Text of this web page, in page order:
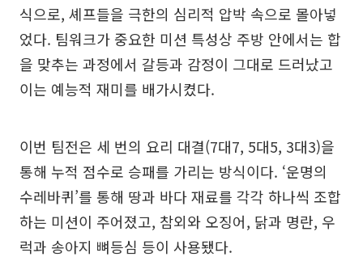
식으로, 셰프들을 극한의 심리적 압박 속으로 몰아넣
었다. 팀워크가 중요한 미션 특성상 주방 안에서는 합
을 맞추는 과정에서 갈등과 감정이 그대로 드러났고
이는 예능적 재미를 배가시켰다.
이번 팀전은 세 번의 요리 대결(7대7, 5대5, 3대3)을
통해 누적 점수로 승패를 가리는 방식이다. ‘운명의
수레바퀴’를 통해 땅과 바다 재료를 각각 하나씩 조합
하는 미션이 주어졌고, 참외와 오징어, 닭과 명란, 우
럭과 송아지 뼈등심 등이 사용됐다.